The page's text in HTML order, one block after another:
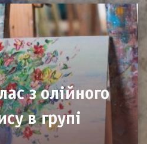
з олійного
в групі